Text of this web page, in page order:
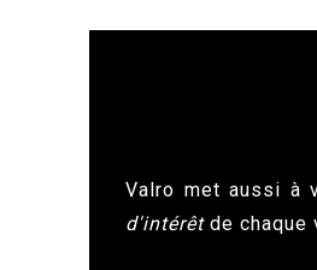
Valro met aussi à
d'intérêtde chaque